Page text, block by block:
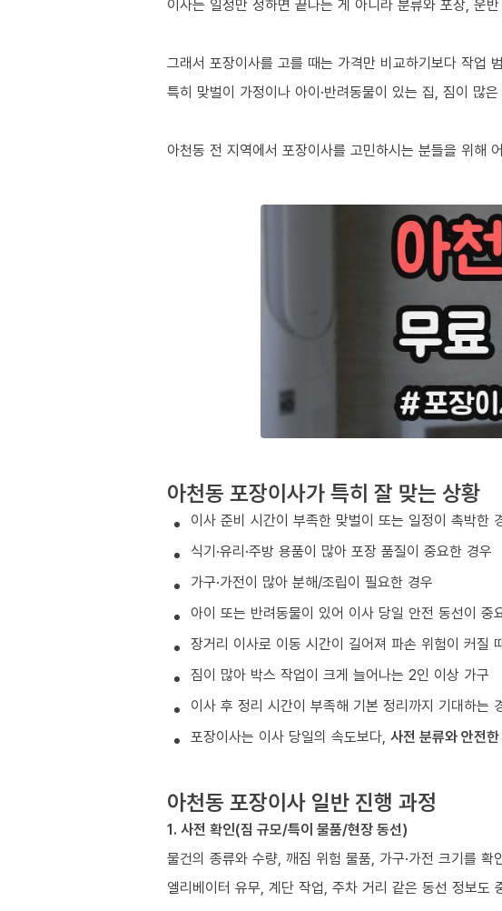
이사는 일정만 정하면 끝나는 게 아니라 분류와 포장, 운
그래서 포장이사를 고를 때는 가격만 비교하기보다 작업
특히 맞벌이 가정이나 아이·반려동물이 있는 집, 짐이 많
아천동 전 지역에서 포장이사를 고민하시는 분들을 위해
아천동 포장이사가 특히 잘 맞는 상황
이사 준비 시간이 부족한 맞벌이 또는 일정이 촉박한
식기·유리·주방 용품이 많아 포장 품질이 중요한 경우
가구·가전이 많아 분해/조립이 필요한 경우
아이 또는 반려동물이 있어 이사 당일 안전 동선이 중
장거리 이사로 이동 시간이 길어져 파손 위험이 커질
짐이 많아 박스 작업이 크게 늘어나는 2인 이상 가구
이사 후 정리 시간이 부족해 기본 정리까지 기대하는
포장이사는 이사 당일의 속도보다, 사전 분류와 안전
아천동 포장이사 일반 진행 과정
1. 사전 확인(짐 규모/특이 물품/현장 동선)
물건의 종류와 수량, 깨짐 위험 물품, 가구·가전 크기를
엘리베이터 유무, 계단 작업, 주차 거리 같은 동선 정보도